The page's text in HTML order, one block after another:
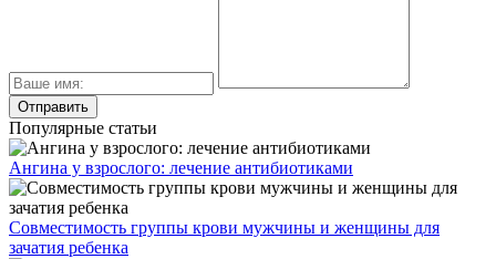
Популярные статьи
Ангина у взрослого: лечение антибиотиками
Совместимость группы крови мужчины и женщины для
зачатия ребенка